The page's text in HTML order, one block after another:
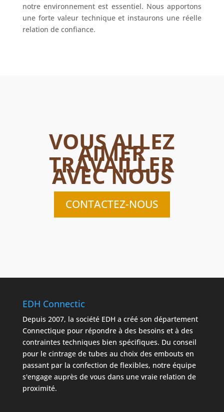
notre environnement est essentiel. Nous apportons
une forte valeur technique et instaurons une réelle
relation de confiance.
VOUS ALLEZ
AIMER
TRAVAILLER
AVEC NOUS
CONTACTEZ-NOUS
EDH Connectic
Depuis 2007, la société EDH a créé son département
Connectique pour répondre à des besoins et à des
contraintes techniques bien spécifiques. Du conseil
pour le cintrage de tubes au choix des embouts en
passant par la confection de flexibles, notre équipe
s'engage auprès de vous dans une vraie relation de
proximité.